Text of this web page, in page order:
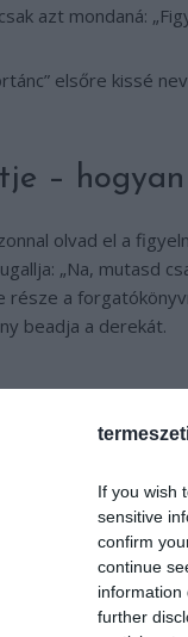
If you wish
sensitive
confirm
continue
information
further
azt mondaná:
elsőre kissé
–
olvad el a
„Na, mutasd
a
beadja a derekát.